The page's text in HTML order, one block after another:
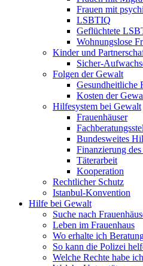
Frauen mit
LSBTIQ
Geflüchtete
Wohnungslose
Kinder und
Sicher-
Folgen der Gewalt
Gesundheitliche
Kosten der
Hilfesystem bei Gewalt
Frauenhäuser
Bundesweites
Finanzierung
Täterarbeit
Kooperation
Rechtlicher Schutz
Istanbul-Konvention
Hilfe bei Gewalt
Suche nach
Leben im Frauenhaus
Wo erhalte ich
So kann die Polizei
Welche Rechte habe